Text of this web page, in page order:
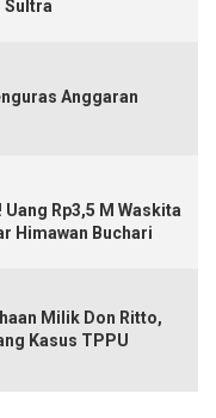
Sultra
Anggaran
Rp3,5 M Waskita
Himawan Buchari
Milik Don Ritto,
Kasus TPPU